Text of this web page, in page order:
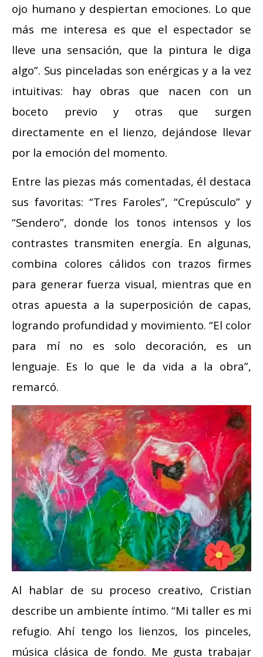
ojo humano y despiertan emociones. Lo que
más me interesa es que el espectador se
lleve una sensación, que la pintura le diga
algo”. Sus pinceladas son enérgicas y a la vez
intuitivas: hay obras que nacen con un
boceto previo y otras que surgen
directamente en el lienzo, dejándose llevar
por la emoción del momento.
Entre las piezas más comentadas, él destaca
sus favoritas: “Tres Faroles”, “Crepúsculo” y
“Sendero”, donde los tonos intensos y los
contrastes transmiten energía. En algunas,
combina colores cálidos con trazos firmes
para generar fuerza visual, mientras que en
otras apuesta a la superposición de capas,
logrando profundidad y movimiento. “El color
para mí no es solo decoración, es un
lenguaje. Es lo que le da vida a la obra”,
remarcó.
Al hablar de su proceso creativo, Cristian
describe un ambiente íntimo. “Mi taller es mi
refugio. Ahí tengo los lienzos, los pinceles,
música clásica de fondo. Me gusta trabajar